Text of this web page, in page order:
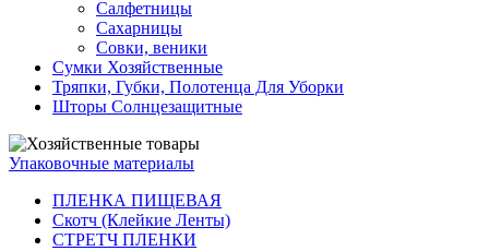
Салфетницы
Сахарницы
Совки, веники
Сумки Хозяйственные
Тряпки, Губки, Полотенца Для Уборки
Шторы Солнцезащитные
Упаковочные материалы
ПЛЕНКА ПИЩЕВАЯ
Скотч (Клейкие Ленты)
СТРЕТЧ ПЛЕНКИ